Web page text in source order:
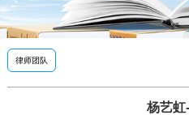
律师团队
杨艺虹